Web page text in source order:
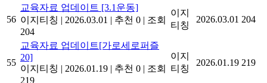
56
교육자료 업데이트 [3.1운동]
이지티칭 | 2026.03.01 | 추천 0 | 조회
204
이지
티칭
2026.03.01 204
55
교육자료 업데이트[가로세로퍼즐
20]
이지티칭 | 2026.01.19 | 추천 0 | 조회
219
이지
티칭
2026.01.19 219